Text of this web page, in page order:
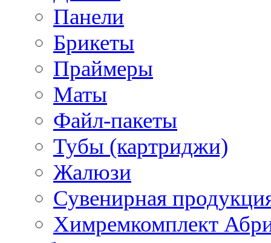
Панели
Брикеты
Праймеры
Маты
Файл-пакеты
Тубы (картриджи)
Жалюзи
Сувенирная
Химремкомплект